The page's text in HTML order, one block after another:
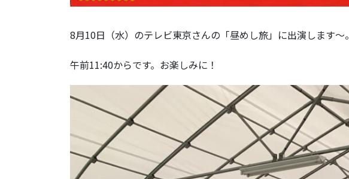
8月10日（水）のテレビ東京さんの「昼めし旅」に出演します～。
午前11:40からです。お楽しみに！